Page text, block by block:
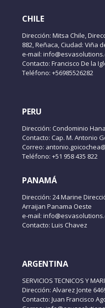
CHILE
Dirección: Mitsa Chile,
882, Reñaca, Ciudad: Viña
e-mail:
Contacto: Francisco De la
Teléfono: +56985526282
PERU
Dirección: Condominio
Contacto: Cap. M. Antonio
Correo:
Teléfono: +51 958 435 822
PANAMÁ
Dirección: 24 Marine
Arraijan Panama Oeste
e-mail:
Contacto: Luis Chavez
ARGENTINA
SERVICIOS TECNICOS Y
Dirección: Alvarez Jonte
Contacto: Juan Francisco